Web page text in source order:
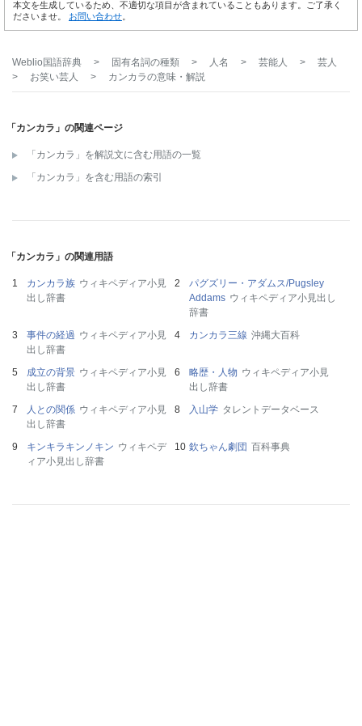
本文を生成しているため、不適切な項目が含まれていることもあります。ご了承く
ださいませ。 お問い合わせ
Weblio国語辞典 > 固有名詞の種類 > 人名 > 芸能人 >
芸人
>
お笑い芸人 > カンカラの意味・解説
「カンカラ」の関連ページ
「カンカラ」を解説文に含む用語の一覧
「カンカラ」を含む用語の索引
「カンカラ」の関連用語
カンカラ族 ウィキペディア小見
出し辞書
パグズリー・アダムス/Pugsley
Addams ウィキペディア小見出し
辞書
事件の経過 ウィキペディア小見
出し辞書
カンカラ三線 沖縄大百科
成立の背景 ウィキペディア小見
出し辞書
略歴・人物 ウィキペディア小見
出し辞書
人との関係 ウィキペディア小見
出し辞書
入山学 タレントデータベース
キンキラキンノキン ウィキペデ
ィア小見出し辞書
欽ちゃん劇団 百科事典